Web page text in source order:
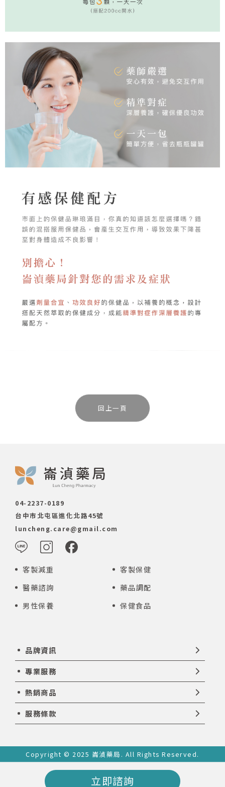
回上一頁
立即諮詢
04-2237-0189
台中市北屯區進化北路45號
luncheng.care@gmail.com
客製減重
客製保健
醫藥諮詢
藥品調配
男性保養
保健食品
品牌資訊
專業服務
熱銷商品
服務條款
Copyright © 2025 崙湞藥局. All Rights Reserved.